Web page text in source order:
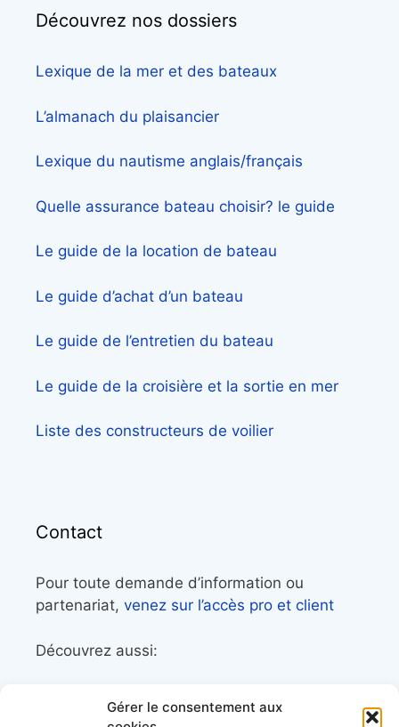
Gérer le consentement aux
Découvrez nos dossiers
Lexique de la mer et des bateaux
L’almanach du plaisancier
Lexique du nautisme anglais/français
Quelle assurance bateau choisir? le guide
Le guide de la location de bateau
Le guide d’achat d’un bateau
Le guide de l’entretien du bateau
Le guide de la croisière et la sortie en mer
Liste des constructeurs de voilier
Contact
Pour toute demande d’information ou
partenariat, venez sur l’accès pro et client
Découvrez aussi:
librairie maritime